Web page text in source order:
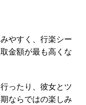
やすく、行楽シー
金額が最も高くな
ったり、彼女とツ
ならではの楽しみ